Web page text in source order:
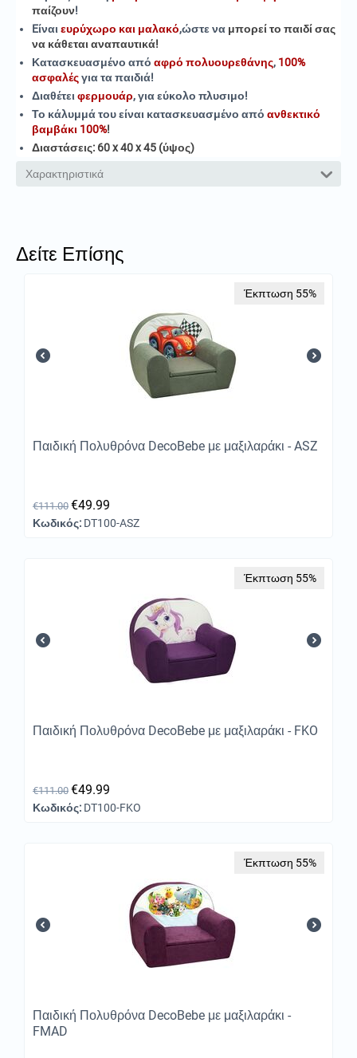
παίζουν!
Eίναι ευρύχωρο και μαλακό,ώστε να μπορεί το παιδί σας
να κάθεται αναπαυτικά!
Κατασκευασμένο από αφρό πολυουρεθάνης, 100%
ασφαλέςγια τα παιδιά!
Διαθέτει φερμουάρ, για εύκολο πλυσιμο!
Το κάλυμμά του είναι κατασκευασμένο από ανθεκτικό
βαμβάκι 100%!
Διαστάσεις: 60 x 40 x 45 (ύψος)
Χαρακτηριστικά
Δείτε Επίσης
Έκπτωση 55%
Παιδική Πολυθρόνα DecoBebe με μαξιλαράκι - ASZ
€111.00 €49.99
Κωδικός: DT100-ASZ
Έκπτωση 55%
Παιδική Πολυθρόνα DecoBebe με μαξιλαράκι - FKO
€111.00 €49.99
Κωδικός: DT100-FKO
Έκπτωση 55%
Παιδική Πολυθρόνα DecoBebe με μαξιλαράκι -
FMAD